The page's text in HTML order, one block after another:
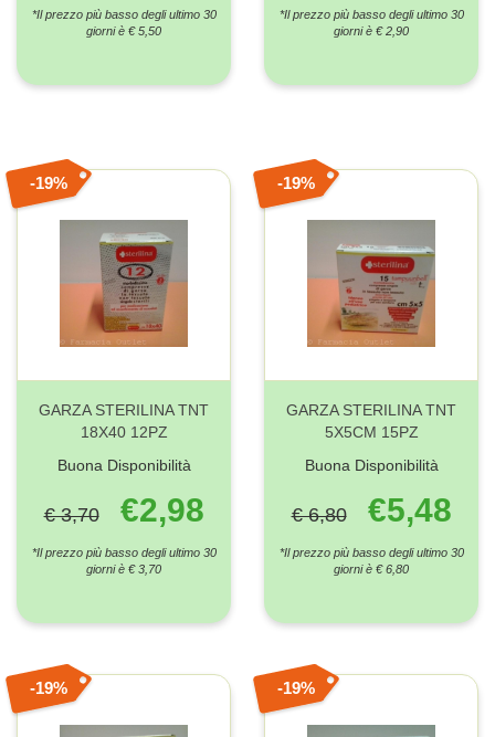
*Il prezzo più basso degli ultimo 30
giorni è € 5,50
*Il prezzo più basso degli ultimo 30
giorni è € 2,90
GARZA STERILINA TNT
18X40 12PZ
Buona Disponibilità
19%
€ 3,70 €2,98
*Il prezzo più basso degli ultimo 30
giorni è € 3,70
GARZA STERILINA TNT
5X5CM 15PZ
Buona Disponibilità
19%
€ 6,80 €5,48
*Il prezzo più basso degli ultimo 30
giorni è € 6,80
19% 19%